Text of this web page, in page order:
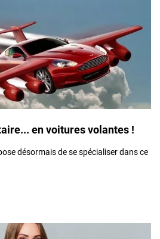
en voitures volantes !
désormais de se spécialiser dans ce